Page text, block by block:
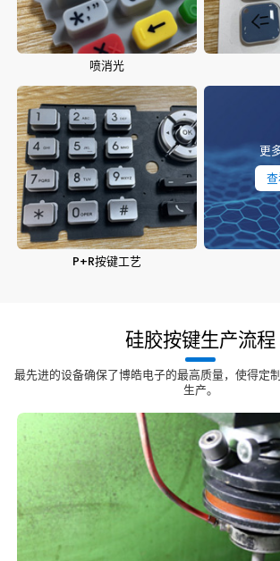
喷消光
P+R按键工艺
更
硅胶按键生产流程
最先进的设备确保了博皓电子的最高质量，使得定
生产。